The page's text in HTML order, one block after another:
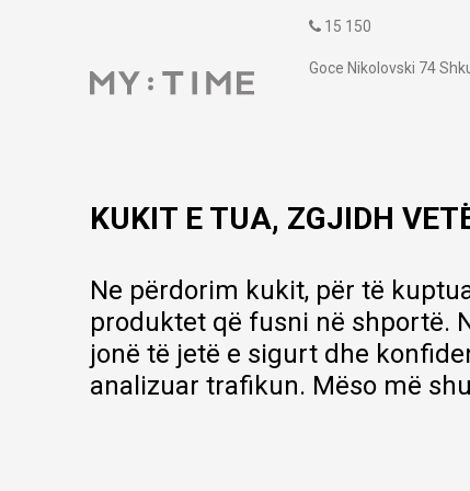
15 150
Goce Nikolovski 74
KUKIT E TUA, ZGJIDH
Ne përdorim kukit, për të
produktet që fusni në shportë.
jonë të jetë e sigurt dhe
analizuar trafikun. Mëso më